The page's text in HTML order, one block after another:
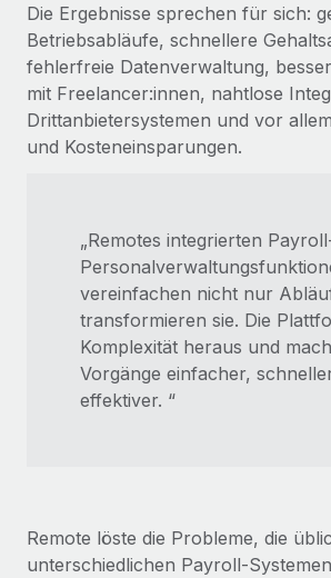
Die Ergebnisse sprechen für sich:
Betriebsabläufe, schnellere
fehlerfreie Datenverwaltung,
mit Freelancer:innen, nahtlose
Drittanbietersystemen und vor
und Kosteneinsparungen.
„Remotes integrierten
vereinfachen nicht nur
transformieren sie. Die
Komplexität heraus und
Vorgänge einfacher,
effektiver. “
Remote löste die Probleme, die
unterschiedlichen Payroll-